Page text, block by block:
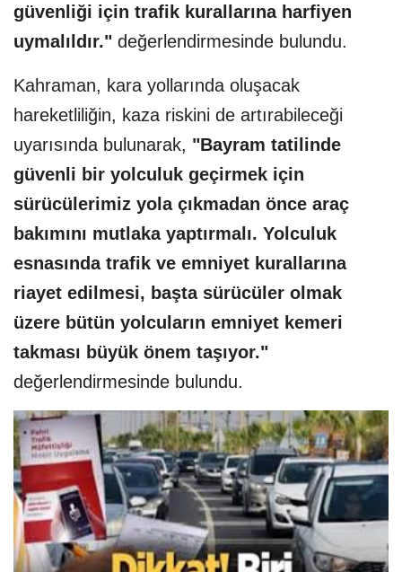
güvenliği için trafik kurallarına harfiyen
uymalıldır." değerlendirmesinde bulundu.
Kahraman, kara yollarında oluşacak
hareketliliğin, kaza riskini de artırabileceği
uyarısında bulunarak, "Bayram tatilinde
güvenli bir yolculuk geçirmek için
sürücülerimiz yola çıkmadan önce araç
bakımını mutlaka yaptırmalı. Yolculuk
esnasında trafik ve emniyet kurallarına
riayet edilmesi, başta sürücüler olmak
üzere bütün yolcuların emniyet kemeri
takması büyük önem taşıyor."
değerlendirmesinde bulundu.